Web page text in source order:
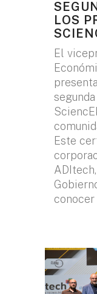
LOS
El
Este
conocer